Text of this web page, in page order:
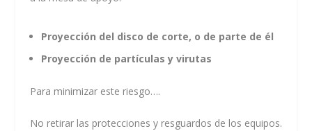
Proyección del disco de corte, o de parte de él
Proyección de partículas y virutas
Para minimizar este riesgo….
No retirar las protecciones y resguardos de los equipos.